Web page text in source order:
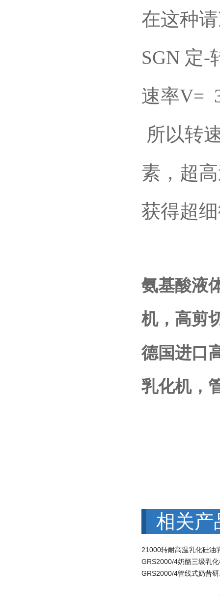
在这种
SGN 定-
速率V=
所以转
素，超
获得超
氨基酸液
机，高剪
德国进口
乳化机，
相关产
21000转耐高温乳化硅油
GRS2000/4奶酪三级乳